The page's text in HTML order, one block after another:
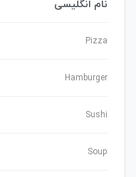
نام انگلیسی
Pizza
Hamburger
Sushi
Soup